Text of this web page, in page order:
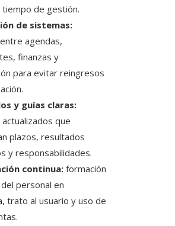
de gestión.
de sistemas:
agendas,
finanzas y
para evitar reingresos
y guías claras:
que
plazos, resultados
y responsabilidades.
continua: formación
personal en
trato al usuario y uso de